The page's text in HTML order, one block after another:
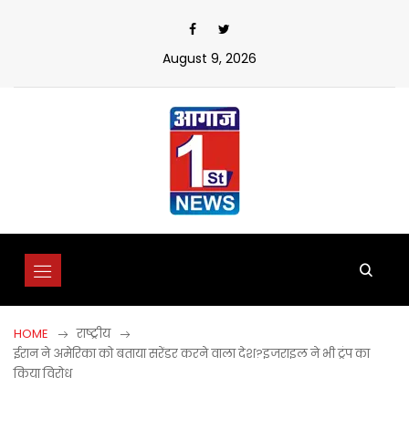
August 9, 2026
HOME
राष्ट्रीय
ईरान ने अमेरिका को बताया सरेंडर करने वाला देश?इजराइल ने भी ट्रंप का
किया विरोध